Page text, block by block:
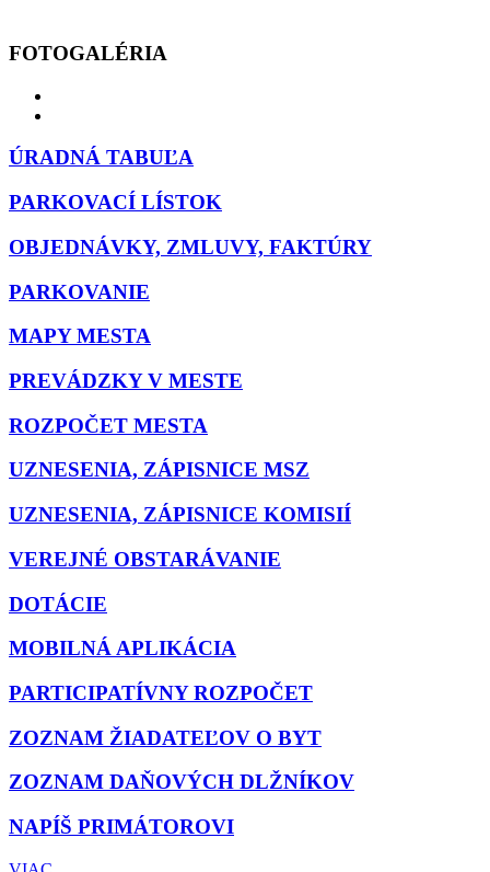
FOTOGALÉRIA
ÚRADNÁ TABUĽA
PARKOVACÍ LÍSTOK
OBJEDNÁVKY, ZMLUVY, FAKTÚRY
PARKOVANIE
MAPY MESTA
PREVÁDZKY V MESTE
ROZPOČET MESTA
UZNESENIA, ZÁPISNICE MSZ
UZNESENIA, ZÁPISNICE KOMISIÍ
VEREJNÉ OBSTARÁVANIE
DOTÁCIE
MOBILNÁ APLIKÁCIA
PARTICIPATÍVNY ROZPOČET
ZOZNAM ŽIADATEĽOV O BYT
ZOZNAM DAŇOVÝCH DLŽNÍKOV
NAPÍŠ PRIMÁTOROVI